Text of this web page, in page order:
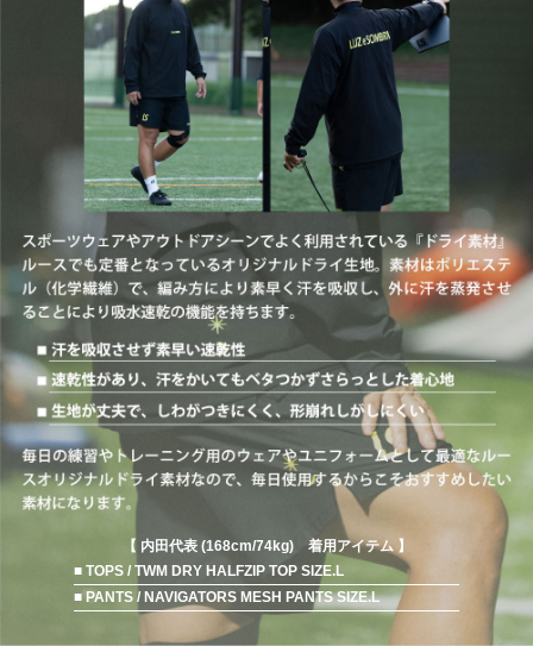
【 内田代表 (168cm/74kg) 着用アイテム 】
■ TOPS / TWM DRY HALFZIP TOP SIZE.L
■ PANTS / NAVIGATORS MESH PANTS SIZE.L